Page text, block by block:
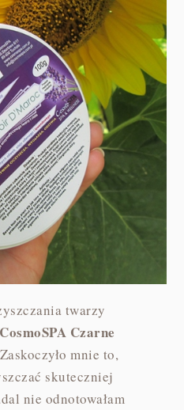
twarzy
CosmoSPA Czarne
mnie to,
skuteczniej
nie odnotowałam